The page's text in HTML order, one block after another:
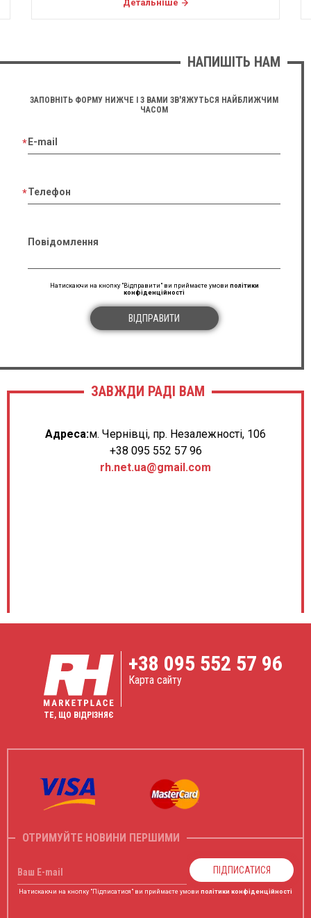
Детальніше
НАПИШІТЬ НАМ
ЗАПОВНІТЬ ФОРМУ НИЖЧЕ І З ВАМИ ЗВ'ЯЖУТЬСЯ НАЙБЛИЖЧИМ
ЧАСОМ
E-mail
Телефон
Повідомлення
Натискаючи на кнопку "Відправити" ви приймаєте умови політики
конфіденційності
ВІДПРАВИТИ
ЗАВЖДИ РАДІ ВАМ
Адреса:м. Чернівці, пр. Незалежності, 106
+38 095 552 57 96
rh.net.ua@gmail.com
ТЕ, ЩО ВІДРІЗНЯЄ
+38 095 552 57 96
Карта сайту
ОТРИМУЙТЕ НОВИНИ ПЕРШИМИ
Ваш E-mail ПІДПИСАТИСЯ
Натискаючи на кнопку "Підписатися" ви приймаєте умови політики конфіденційності